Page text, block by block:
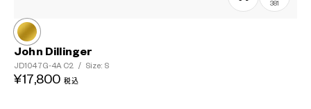
381
John Dillinger
JD1047G-4A C2 / Size: S
¥17,800 税込